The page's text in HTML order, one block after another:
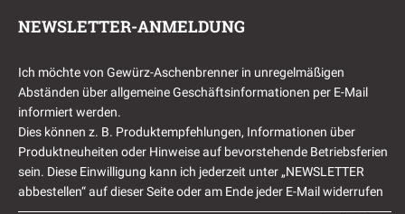
NEWSLETTER-ANMELDUNG
Ich möchte von Gewürz-Aschenbrenner in unregelmäßigen
Abständen über allgemeine Geschäftsinformationen per E-Mail
informiert werden.
Dies können z. B. Produktempfehlungen, Informationen über
Produktneuheiten oder Hinweise auf bevorstehende Betriebsferien
sein. Diese Einwilligung kann ich jederzeit unter „NEWSLETTER
abbestellen“ auf dieser Seite oder am Ende jeder E-Mail widerrufen